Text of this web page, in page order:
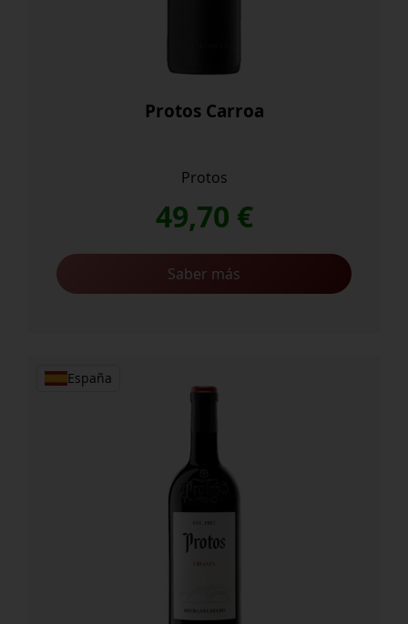
Protos Carroa
Protos
49,70 €
Saber más
España